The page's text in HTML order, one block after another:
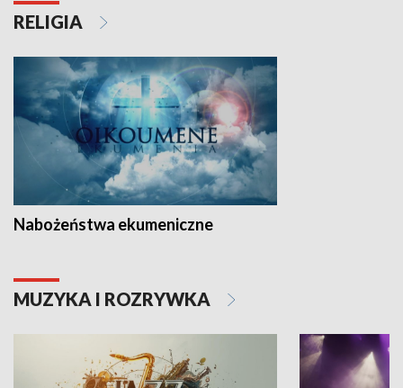
RELIGIA
Nabożeństwa ekumeniczne
MUZYKA I ROZRYWKA